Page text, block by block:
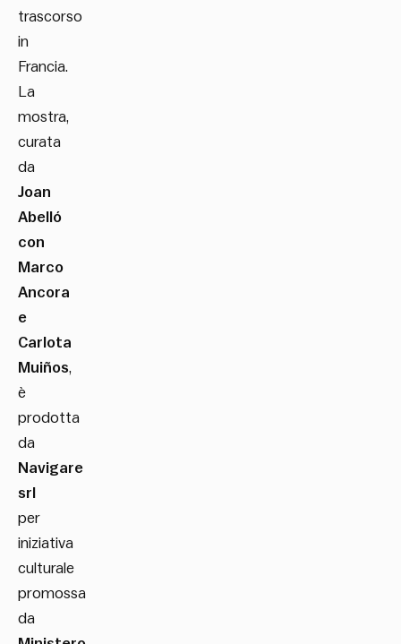
trascorso
in
Francia.
La
mostra,
curata
da
Joan
Abelló
con
Marco
Ancora
e
Carlota
Muiños,
è
prodotta
da
Navigare
srl
per
iniziativa
culturale
promossa
da